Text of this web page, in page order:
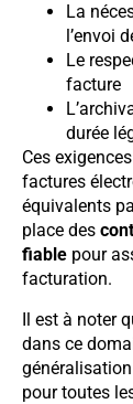
La
l’envoi
Le
facture
durée
Ces
factures
équivalents
place des
fiable pour
facturation.
Il est à noter
dans ce
pour toutes